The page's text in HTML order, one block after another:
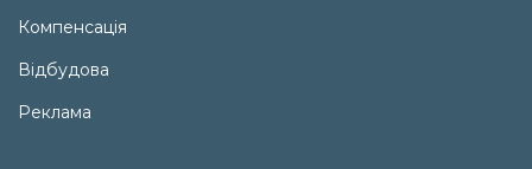
Компенсація
Відбудова
Реклама